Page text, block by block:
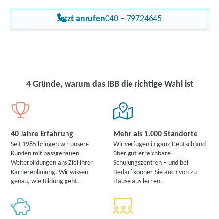
Bereich. Der zunehmende Personalmangel und die steigende
Anzahl von Kindern und Jugendlichen mit Förderbedarf führen
dazu, dass qualifizierte Schulbegleiter und Fachkräfte dringend
Jetzt anrufen040 – 79724645
4 Gründe, warum das IBB die richtige Wahl ist
40 Jahre Erfahrung
Seit 1985 bringen wir unsere
Kunden mit passgenauen
Weiterbildungen ans Ziel ihrer
Karriereplanung. Wir wissen
genau, wie Bildung geht.
Mehr als 1.000 Standorte
Wir verfügen in ganz Deutschland
über gut erreichbare
Schulungszentren – und bei
Bedarf können Sie auch von zu
Hause aus lernen.